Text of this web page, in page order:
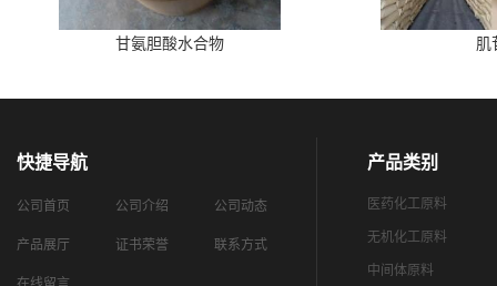
甘氨胆酸水合物 肌
快捷导航
公司首页 公司介绍 公司动态
产品展厅 证书荣誉 联系方式
产品类别
医药化工原料
无机化工原料
中间体原料